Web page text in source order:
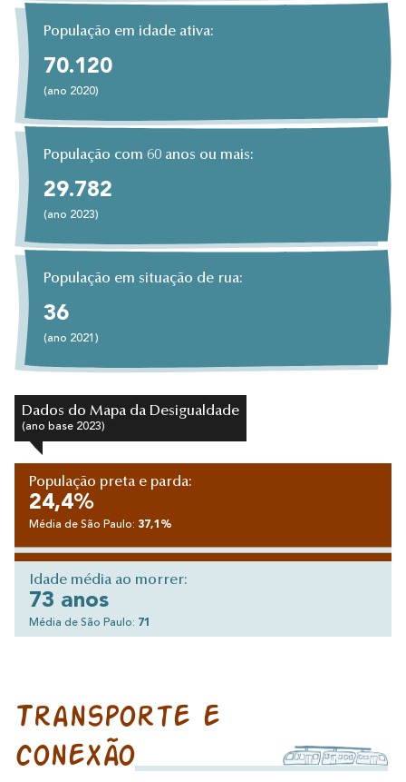
População em idade ativa:
70.120
(ano 2020)
População com 60 anos ou mais:
29.782
(ano 2023)
População em situação de rua:
36
(ano 2021)
Dados do Mapa da Desigualdade
(ano base 2023)
População preta e parda:
24,4%
Média de São Paulo: 37,1%
Idade média ao morrer:
73 anos
Média de São Paulo: 71
Transporte e
conexão